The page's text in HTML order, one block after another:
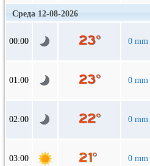
Среда 12-08-2026
00:00 0 mm
01:00 0 mm
02:00 0 mm
03:00 0 mm